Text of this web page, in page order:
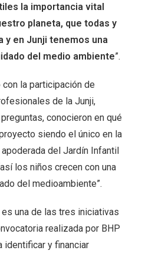
la importancia vital
planeta, que todas y
y en Junji tenemos una
del medio ambiente”.
la participación de
de la Junji,
conocieron en qué
siendo el único en la
del Jardín Infantil
los niños crecen con una
del medioambiente”.
una de las tres iniciativas
realizada por BHP
identificar y financiar